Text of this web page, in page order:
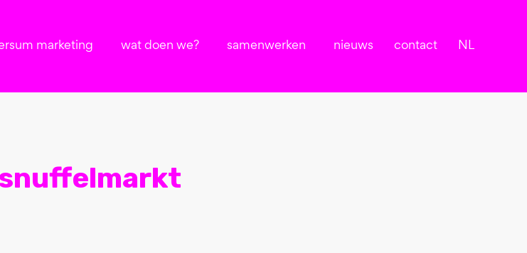
marketing wat doen we? samenwerken nieuws contact NL